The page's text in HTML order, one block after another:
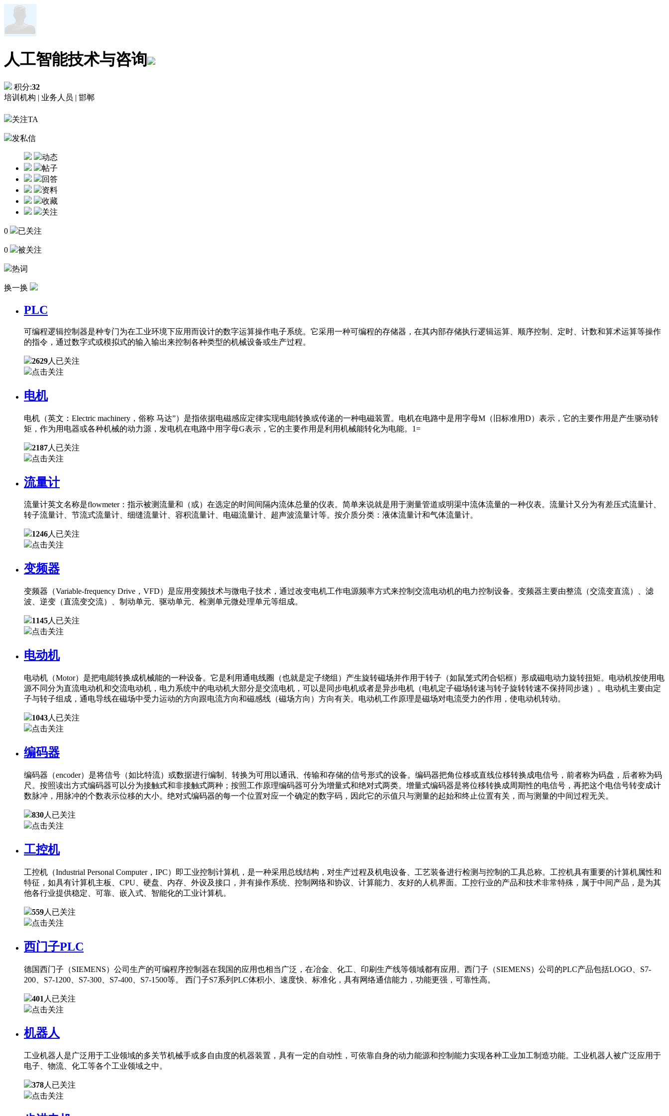
人工智能技术与咨询
积分:32
培训机构 | 业务人员 | 邯郸
关注TA
发私信
动态
帖子
回答
资料
收藏
关注
0 已关注
0 被关注
热词
换一换
PLC
可编程逻辑控制器是种专门为在工业环境下应用而设计的数字运算操作电子系统。它采用一种可编程的存储器，在其内部存储执行逻辑运算、顺序控制、定时、计数和算术运算等操作
的指令，通过数字式或模拟式的输入输出来控制各种类型的机械设备或生产过程。
2629人已关注
点击关注
电机
电机（英文：Electric machinery，俗称 马达”）是指依据电磁感应定律实现电能转换或传递的一种电磁装置。电机在电路中是用字母M（旧标准用D）表示，它的主要作用是产生驱动转
矩，作为用电器或各种机械的动力源，发电机在电路中用字母G表示，它的主要作用是利用机械能转化为电能。1=
2187人已关注
点击关注
流量计
流量计英文名称是flowmeter：指示被测流量和（或）在选定的时间间隔内流体总量的仪表。简单来说就是用于测量管道或明渠中流体流量的一种仪表。流量计又分为有差压式流量计、
转子流量计、节流式流量计、细缝流量计、容积流量计、电磁流量计、超声波流量计等。按介质分类：液体流量计和气体流量计。
1246人已关注
点击关注
变频器
变频器（Variable-frequency Drive，VFD）是应用变频技术与微电子技术，通过改变电机工作电源频率方式来控制交流电动机的电力控制设备。变频器主要由整流（交流变直流）、滤
波、逆变（直流变交流）、制动单元、驱动单元、检测单元微处理单元等组成。
1145人已关注
点击关注
电动机
电动机（Motor）是把电能转换成机械能的一种设备。它是利用通电线圈（也就是定子绕组）产生旋转磁场并作用于转子（如鼠笼式闭合铝框）形成磁电动力旋转扭矩。电动机按使用电
源不同分为直流电动机和交流电动机，电力系统中的电动机大部分是交流电机，可以是同步电机或者是异步电机（电机定子磁场转速与转子旋转转速不保持同步速）。电动机主要由定
子与转子组成，通电导线在磁场中受力运动的方向跟电流方向和磁感线（磁场方向）方向有关。电动机工作原理是磁场对电流受力的作用，使电动机转动。
1043人已关注
点击关注
编码器
编码器（encoder）是将信号（如比特流）或数据进行编制、转换为可用以通讯、传输和存储的信号形式的设备。编码器把角位移或直线位移转换成电信号，前者称为码盘，后者称为码
尺。按照读出方式编码器可以分为接触式和非接触式两种；按照工作原理编码器可分为增量式和绝对式两类。增量式编码器是将位移转换成周期性的电信号，再把这个电信号转变成计
数脉冲，用脉冲的个数表示位移的大小。绝对式编码器的每一个位置对应一个确定的数字码，因此它的示值只与测量的起始和终止位置有关，而与测量的中间过程无关。
830人已关注
点击关注
工控机
工控机（Industrial Personal Computer，IPC）即工业控制计算机，是一种采用总线结构，对生产过程及机电设备、工艺装备进行检测与控制的工具总称。工控机具有重要的计算机属性和
特征，如具有计算机主板、CPU、硬盘、内存、外设及接口，并有操作系统、控制网络和协议、计算能力、友好的人机界面。工控行业的产品和技术非常特殊，属于中间产品，是为其
他各行业提供稳定、可靠、嵌入式、智能化的工业计算机。
559人已关注
点击关注
西门子PLC
德国西门子（SIEMENS）公司生产的可编程序控制器在我国的应用也相当广泛，在冶金、化工、印刷生产线等领域都有应用。西门子（SIEMENS）公司的PLC产品包括LOGO、S7-
200、S7-1200、S7-300、S7-400、S7-1500等。 西门子S7系列PLC体积小、速度快、标准化，具有网络通信能力，功能更强，可靠性高。
401 人已关注
点击关注
机器人
工业机器人是广泛用于工业领域的多关节机械手或多自由度的机器装置，具有一定的自动性，可依靠自身的动力能源和控制能力实现各种工业加工制造功能。工业机器人被广泛应用于
电子、物流、化工等各个工业领域之中。
378人已关注
点击关注